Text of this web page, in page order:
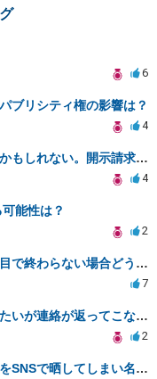
6
ブリシティ権の影響は？
4
誹謗中傷に当たる内容を投稿したかもしれない。開示請求や民事刑事裁判に発展しうるのか教えて欲しい。
4
能性は？
2
開示請求の仮処分での審尋で２回目で終わらない場合どうしたらいいですか
7
無断で動画を撮影され、削除させたいが連絡が返ってこない。
2
当方の腹いせで相手方の個人情報をSNSで晒してしまい名誉毀損させてしまったかもしれない